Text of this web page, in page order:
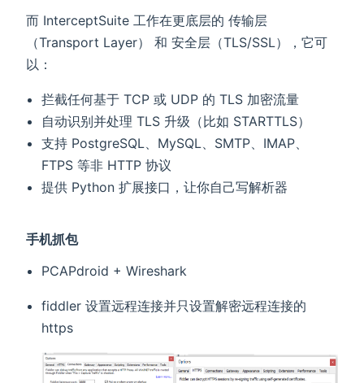
而 InterceptSuite 工作在更底层的 传输层
（Transport Layer） 和 安全层（TLS/SSL），它可
以：
拦截任何基于 TCP 或 UDP 的 TLS 加密流量
自动识别并处理 TLS 升级（比如 STARTTLS）
支持 PostgreSQL、MySQL、SMTP、IMAP、
FTPS 等非 HTTP 协议
提供 Python 扩展接口，让你自己写解析器
手机抓包
PCAPdroid + Wireshark
fiddler 设置远程连接并只设置解密远程连接的
https